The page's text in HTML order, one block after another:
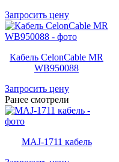
Запросить цену
Кабель CelonCable MR
WB950088
Запросить цену
Ранее смотрели
MAJ-1711 кабель